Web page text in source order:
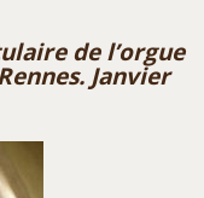
de l’orgue
Janvier